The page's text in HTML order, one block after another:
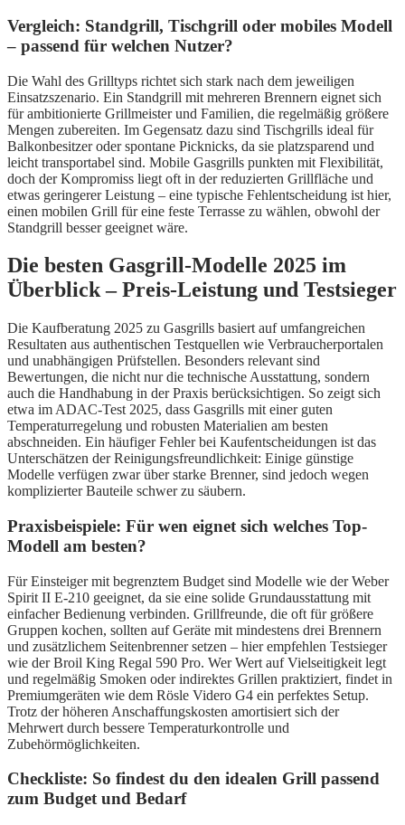
Vergleich: Standgrill, Tischgrill oder mobiles Modell
– passend für welchen Nutzer?
Die Wahl des Grilltyps richtet sich stark nach dem jeweiligen
Einsatzszenario. Ein Standgrill mit mehreren Brennern eignet sich
für ambitionierte Grillmeister und Familien, die regelmäßig größere
Mengen zubereiten. Im Gegensatz dazu sind Tischgrills ideal für
Balkonbesitzer oder spontane Picknicks, da sie platzsparend und
leicht transportabel sind. Mobile Gasgrills punkten mit Flexibilität,
doch der Kompromiss liegt oft in der reduzierten Grillfläche und
etwas geringerer Leistung – eine typische Fehlentscheidung ist hier,
einen mobilen Grill für eine feste Terrasse zu wählen, obwohl der
Standgrill besser geeignet wäre.
Die besten Gasgrill-Modelle 2025 im
Überblick – Preis-Leistung und Testsieger
Die Kaufberatung 2025 zu Gasgrills basiert auf umfangreichen
Resultaten aus authentischen Testquellen wie Verbraucherportalen
und unabhängigen Prüfstellen. Besonders relevant sind
Bewertungen, die nicht nur die technische Ausstattung, sondern
auch die Handhabung in der Praxis berücksichtigen. So zeigt sich
etwa im ADAC-Test 2025, dass Gasgrills mit einer guten
Temperaturregelung und robusten Materialien am besten
abschneiden. Ein häufiger Fehler bei Kaufentscheidungen ist das
Unterschätzen der Reinigungsfreundlichkeit: Einige günstige
Modelle verfügen zwar über starke Brenner, sind jedoch wegen
komplizierter Bauteile schwer zu säubern.
Praxisbeispiele: Für wen eignet sich welches Top-
Modell am besten?
Für Einsteiger mit begrenztem Budget sind Modelle wie der Weber
Spirit II E-210 geeignet, da sie eine solide Grundausstattung mit
einfacher Bedienung verbinden. Grillfreunde, die oft für größere
Gruppen kochen, sollten auf Geräte mit mindestens drei Brennern
und zusätzlichem Seitenbrenner setzen – hier empfehlen Testsieger
wie der Broil King Regal 590 Pro. Wer Wert auf Vielseitigkeit legt
und regelmäßig Smoken oder indirektes Grillen praktiziert, findet in
Premiumgeräten wie dem Rösle Videro G4 ein perfektes Setup.
Trotz der höheren Anschaffungskosten amortisiert sich der
Mehrwert durch bessere Temperaturkontrolle und
Zubehörmöglichkeiten.
Checkliste: So findest du den idealen Grill passend
zum Budget und Bedarf